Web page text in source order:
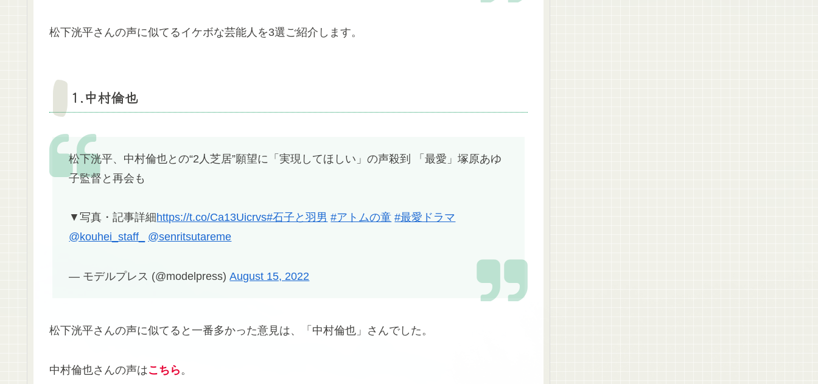
松下洸平さんの声に似てるイケボな芸能人を3選ご紹介します。
1.中村倫也
松下洸平、中村倫也との“2人芝居”願望に「実現してほしい」の声殺到 「最愛」塚原あゆ
子監督と再会も
▼写真・記事詳細 https://t.co/Ca13Uicrvs#石子と羽男 #アトムの童 #最愛ドラマ
@kouhei_staff_
@senritsutareme
— モデルプレス (@modelpress)August 15, 2022
松下洸平さんの声に似てると一番多かった意見は、「中村倫也」さんでした。
中村倫也さんの声はこちら 。